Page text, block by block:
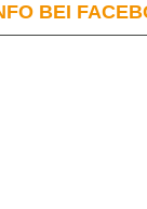
BEI